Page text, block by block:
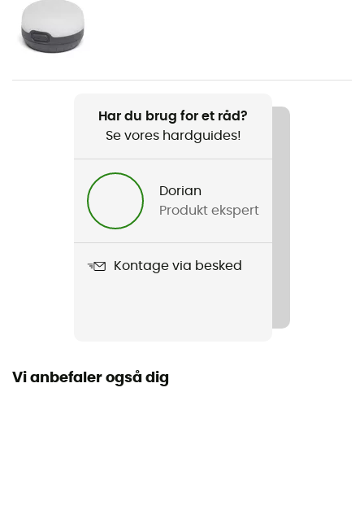
Køn
Herre / Dame
Vægt
Aerostat Synthetic 7.0
Antal pladser
Har du brug for et råd?
Se vores hardguides!
Dorian
Produkt ekspert
Kontage via besked
Vi anbefaler også dig